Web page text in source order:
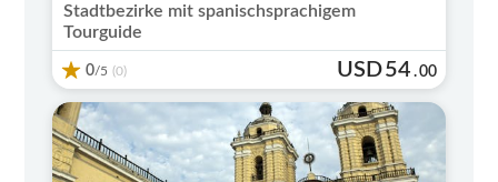
Stadtbezirke mit spanischsprachigem
Tourguide
0/5 (0) USD54 .00